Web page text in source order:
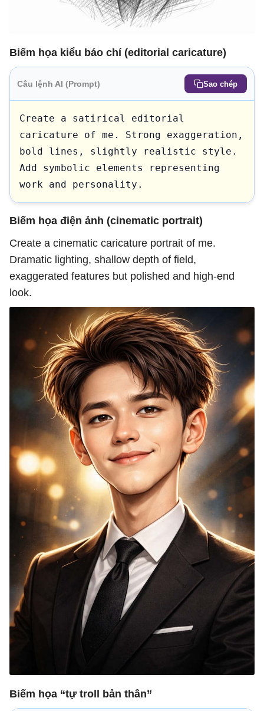
Biếm họa kiểu báo chí (editorial caricature)
Câu lệnh AI (Prompt) Sao chép
Create a satirical editorial
caricature of me. Strong exaggeration,
bold lines, slightly realistic style.
Add symbolic elements representing
work and personality.
Biếm họa điện ảnh (cinematic portrait)
Create a cinematic caricature portrait of me.
Dramatic lighting, shallow depth of field,
exaggerated features but polished and high-end
look.
Biếm họa “tự troll bản thân”